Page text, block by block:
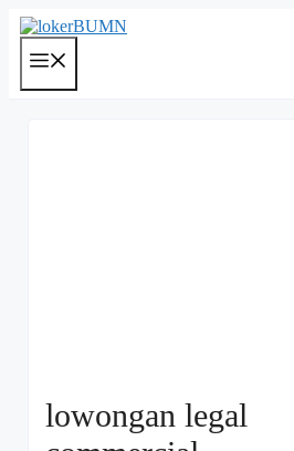
Langsung
ke
lowongan legal